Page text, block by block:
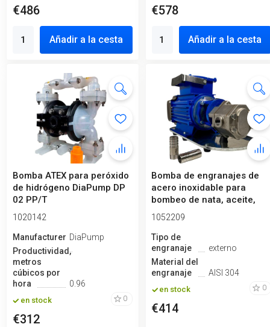
€486
Añadir a la cesta
€578
Añadir a la cesta
Bomba ATEX para peróxido
de hidrógeno DiaPump DP
02 PP/T
1020142
ManufactureroDiaPump
Productividad,
metros
cúbicos por
hora
0.96
en stock 0
€312
Bomba de engranajes de
acero inoxidable para
bombeo de nata, aceite,
nata mon...
1052209
Tipo de
engranaje
externo
Material del
engranaje
AISI 304
en stock 0
€414